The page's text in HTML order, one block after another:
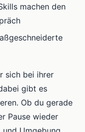
machen den
sich bei ihrer
gibt es
Ob du gerade
Pause wieder